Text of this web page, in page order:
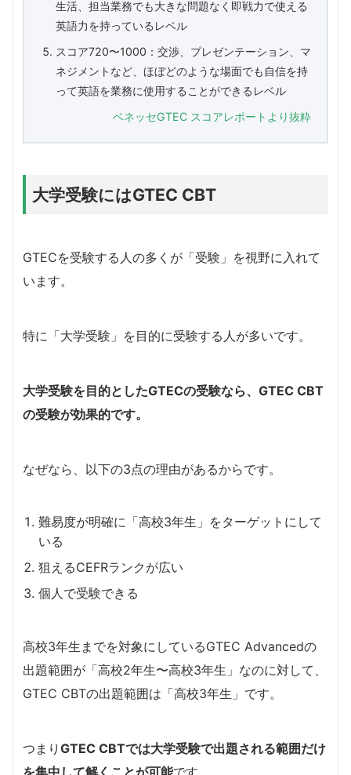
生活、担当業務でも大きな問題なく即戦力で使える
英語力を持っているレベル
スコア720〜1000：交渉、プレゼンテーション、マ
ネジメントなど、ほぼどのような場面でも自信を持
って英語を業務に使用することができるレベル
ベネッセGTEC スコアレポートより抜粋
大学受験にはGTEC CBT
GTECを受験する人の多くが「受験」を視野に入れて
います。
特に「大学受験」を目的に受験する人が多いです。
大学受験を目的としたGTECの受験なら、GTEC CBT
の受験が効果的です。
なぜなら、以下の3点の理由があるからです。
難易度が明確に「高校3年生」をターゲットにして
いる
狙えるCEFRランクが広い
個人で受験できる
高校3年生までを対象にしているGTEC Advancedの
出題範囲が「高校2年生〜高校3年生」なのに対して、
GTEC CBTの出題範囲は「高校3年生」です。
つまり GTEC CBTでは大学受験で出題される範囲だけ